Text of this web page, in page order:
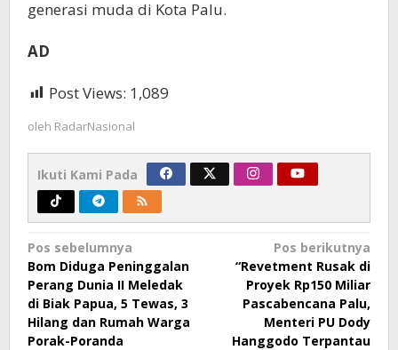
generasi muda di Kota Palu.
AD
Post Views: 1,089
oleh RadarNasional
Ikuti Kami Pada
Navigasi
pos
Pos sebelumnya
Bom Diduga Peninggalan
Perang Dunia II Meledak
di Biak Papua, 5 Tewas, 3
Hilang dan Rumah Warga
Porak-Poranda
Pos berikutnya
“Revetment Rusak di
Proyek Rp150 Miliar
Pascabencana Palu,
Menteri PU Dody
Hanggodo Terpantau